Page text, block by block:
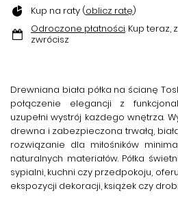
Kup na raty (oblicz ratę)
Odroczone płatności. Kup teraz,
zwrócisz
Drewniana biała półka na ścianę
połączenie elegancji z
uzupełni wystrój każdego wnętrza.
drewna i zabezpieczona trwałą,
rozwiązanie dla miłośników
naturalnych materiałów. Półka
sypialni, kuchni czy przedpokoju,
ekspozycji dekoracji, książek czy